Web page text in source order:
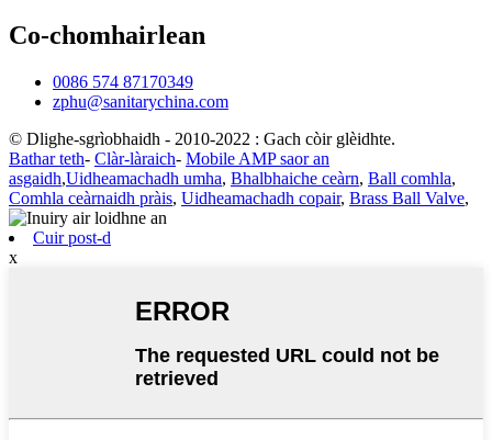
Co-chomhairlean
0086 574 87170349
zphu@sanitarychina.com
© Dlighe-sgrìobhaidh - 2010-2022 : Gach còir glèidhte.
Bathar teth- Clàr-làraich- Mobile AMP saor an
asgaidh,Uidheamachadh umha, Bhalbhaiche ceàrn, Ball comhla,
Comhla ceàrnaidh pràis, Uidheamachadh copair, Brass Ball Valve,
Cuir post-d
x